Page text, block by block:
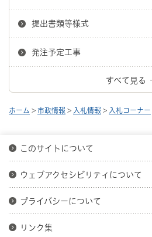
提出書類等様式
発注予定工事
すべて見る
ホーム > 市政情報 > 入札情報 > 入札コーナー
このサイトについて
ウェブアクセシビリティについて
プライバシーについて
リンク集